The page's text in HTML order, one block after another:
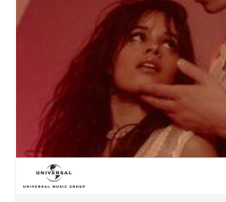
han mottok Spellemannspris for),
tiden sin til å produsere for de
popens verden. Han har jobbet
venn og kreative
Shawn Mendes og Camila
smash-hit “Señorita” og artister
Halsey, FKA kvister, Major Lazer, Lil
Lights for å nevne noen. Magnus
Cashmere Cat har siden
Maru og